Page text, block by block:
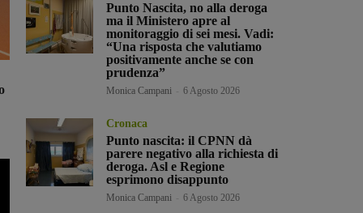
Punto Nascita, no alla deroga
ma il Ministero apre al
monitoraggio di sei mesi. Vadi:
“Una risposta che valutiamo
positivamente anche se con
prudenza”
Monica Campani 6 Agosto 2026
Cronaca
Punto nascita: il CPNN dà
parere negativo alla richiesta di
deroga. Asl e Regione
esprimono disappunto
Monica Campani 6 Agosto 2026